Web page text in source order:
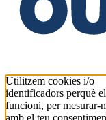
Utilitzem cookies i/o
identificadors perquè
funcioni, per mesurar-